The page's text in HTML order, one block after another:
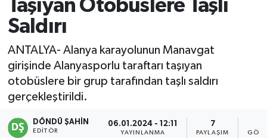
Taşıyan Otobüslere Taşlı
Saldırı
ANTALYA- Alanya karayolunun Manavgat
girişinde Alanyasporlu taraftarı taşıyan
otobüslere bir grup tarafından taşlı saldırı
gerçekleştirildi.
DÖNDÜ ŞAHİN
EDITÖR
06.01.2024 - 12:11
YAYINLANMA
7
PAYLAŞIM